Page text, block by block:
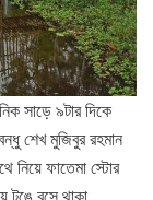
সাড়ে ৯টার দিকে
শেখ মুজিবুর রহমান
নিয়ে ফাতেমা স্টোর